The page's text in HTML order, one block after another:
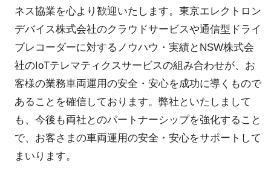
ネス協業を心より歓迎いたします。東京エレクトロン
デバイス株式会社のクラウドサービスや通信型ドライ
ブレコーダーに対するノウハウ・実績とNSW株式会
社のIoTテレマティクスサービスの組み合わせが、お
客様の業務車両運用の安全・安心を成功に導くもので
あることを確信しております。弊社といたしまして
も、今後も両社とのパートナーシップを強化すること
で、お客さまの車両運用の安全・安心をサポートして
まいります。